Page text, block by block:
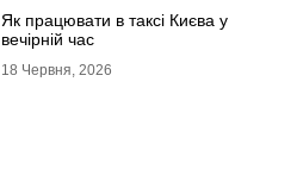
Як працювати в таксі Києва у
вечірній час
18 Червня, 2026